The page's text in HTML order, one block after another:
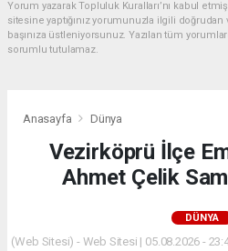
Yorum yazarak Topluluk Kuralları’nı kabul
sitesine yaptığınız yorumunuzla ilgili
başınıza üstleniyorsunuz. Yazılan tüm
sorumlu tutulamaz.
Anasayfa Dünya
Vezirköprü İlçe
Ahmet Çelik
DÜNYA
(Web Sitesi) - Web Sitesi | 05.08.2026 -